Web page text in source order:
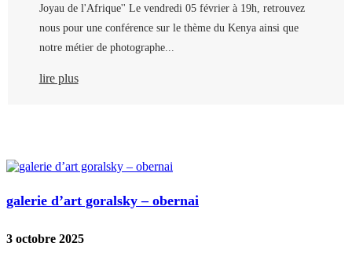
Joyau de l'Afrique'' Le vendredi 05 février à 19h, retrouvez
nous pour une conférence sur le thème du Kenya ainsi que
notre métier de photographe...
lire plus
galerie d’art goralsky – obernai
3 octobre 2025